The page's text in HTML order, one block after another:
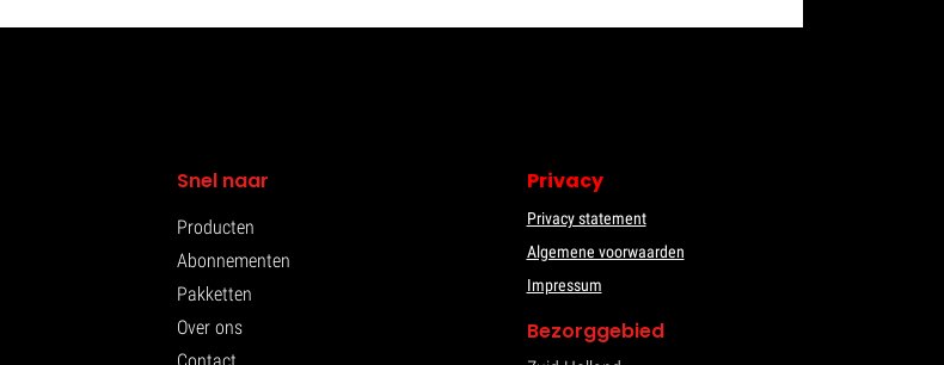
Snel naar
Producten
Abonnementen
Pakketten
Over ons
Contact
Privacy
Privacy statement
Algemene voorwaarden
Impressum
Bezorggebied